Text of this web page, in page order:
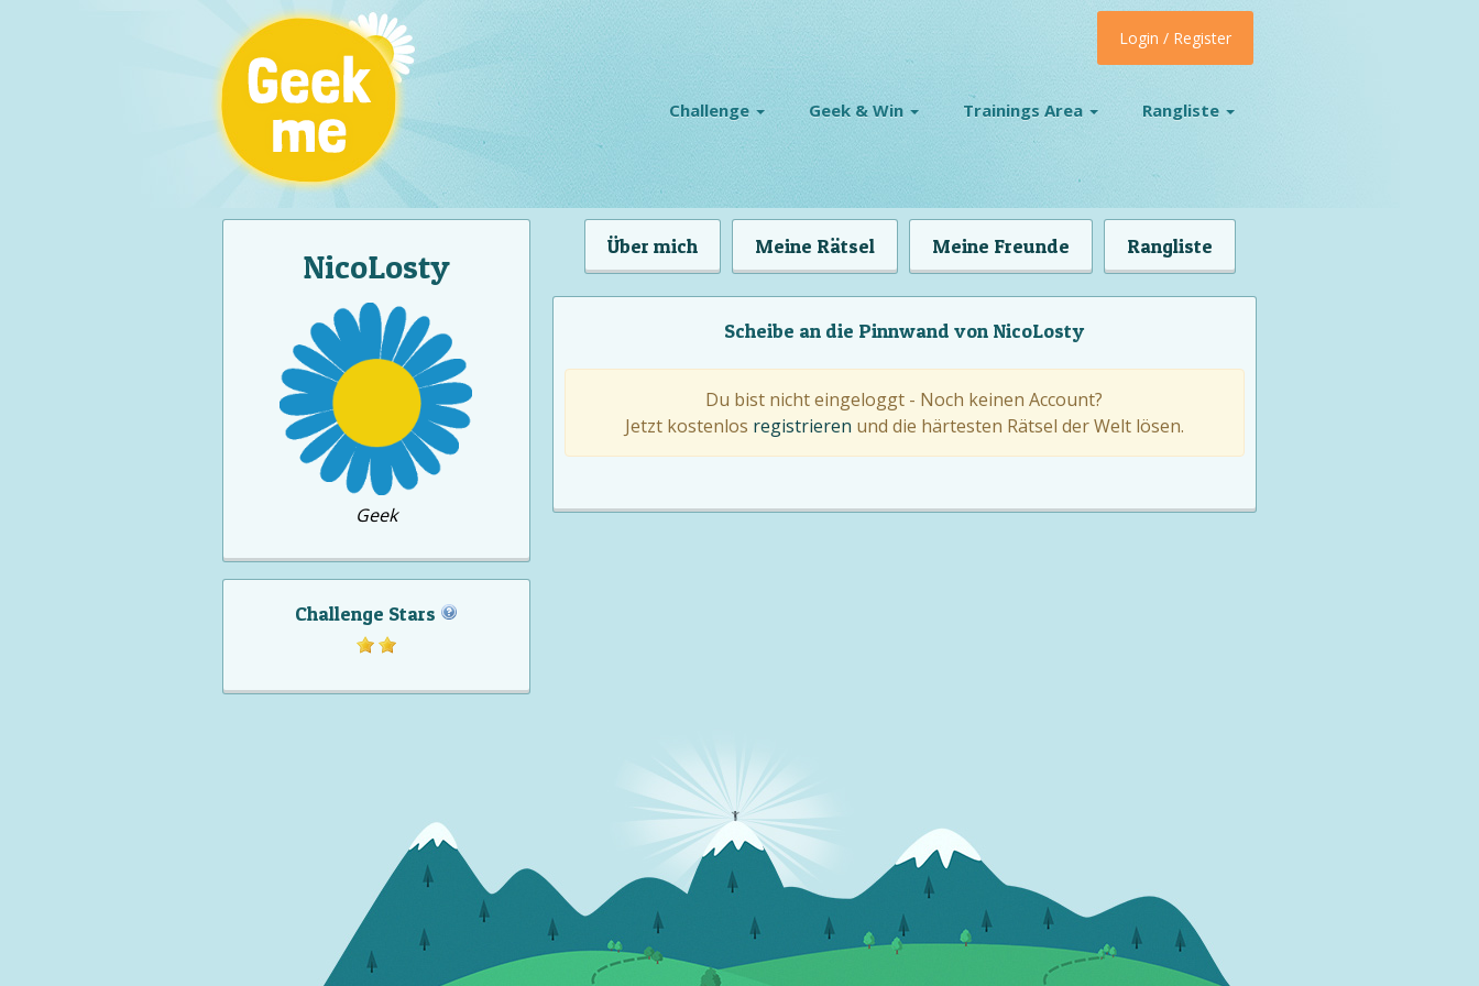
Challenge Geek & Win Trainings Area Rangliste
Login / Register
NicoLosty
Geek
Challenge Stars
Über mich Meine Rätsel Meine Freunde Rangliste
Scheibe an die Pinnwand von NicoLosty
Du bist nicht eingeloggt - Noch keinen Account?
Jetzt kostenlos registrieren und die härtesten Rätsel der Welt lösen.